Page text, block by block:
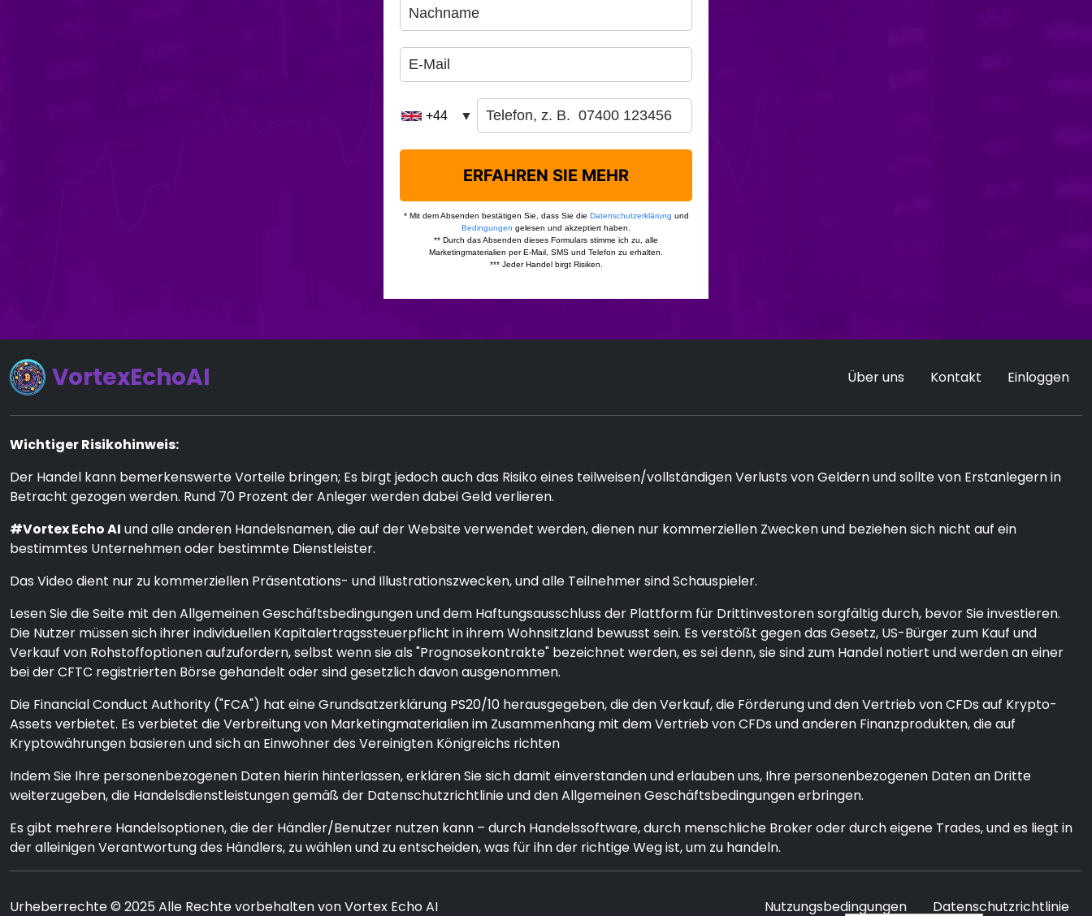
VortexEchoAI Über uns Kontakt Einloggen
Wichtiger Risikohinweis:
Der Handel kann bemerkenswerte Vorteile bringen; Es birgt jedoch auch das Risiko eines teilweisen/vollständigen Verlusts von Geldern und sollte von Erstanlegern in
Betracht gezogen werden. Rund 70 Prozent der Anleger werden dabei Geld verlieren.
#Vortex Echo AI und alle anderen Handelsnamen, die auf der Website verwendet werden, dienen nur kommerziellen Zwecken und beziehen sich nicht auf ein
bestimmtes Unternehmen oder bestimmte Dienstleister.
Das Video dient nur zu kommerziellen Präsentations- und Illustrationszwecken, und alle Teilnehmer sind Schauspieler.
Lesen Sie die Seite mit den Allgemeinen Geschäftsbedingungen und dem Haftungsausschluss der Plattform für Drittinvestoren sorgfältig durch, bevor Sie investieren.
Die Nutzer müssen sich ihrer individuellen Kapitalertragssteuerpflicht in ihrem Wohnsitzland bewusst sein. Es verstößt gegen das Gesetz, US-Bürger zum Kauf und
Verkauf von Rohstoffoptionen aufzufordern, selbst wenn sie als "Prognosekontrakte" bezeichnet werden, es sei denn, sie sind zum Handel notiert und werden an einer
bei der CFTC registrierten Börse gehandelt oder sind gesetzlich davon ausgenommen.
Die Financial Conduct Authority ("FCA") hat eine Grundsatzerklärung PS20/10 herausgegeben, die den Verkauf, die Förderung und den Vertrieb von CFDs auf Krypto-
Assets verbietet. Es verbietet die Verbreitung von Marketingmaterialien im Zusammenhang mit dem Vertrieb von CFDs und anderen Finanzprodukten, die auf
Kryptowährungen basieren und sich an Einwohner des Vereinigten Königreichs richten
Indem Sie Ihre personenbezogenen Daten hierin hinterlassen, erklären Sie sich damit einverstanden und erlauben uns, Ihre personenbezogenen Daten an Dritte
weiterzugeben, die Handelsdienstleistungen gemäß der Datenschutzrichtlinie und den Allgemeinen Geschäftsbedingungen erbringen.
Es gibt mehrere Handelsoptionen, die der Händler/Benutzer nutzen kann – durch Handelssoftware, durch menschliche Broker oder durch eigene Trades, und es liegt in
der alleinigen Verantwortung des Händlers, zu wählen und zu entscheiden, was für ihn der richtige Weg ist, um zu handeln.
Urheberrechte © 2025 Alle Rechte vorbehalten von Vortex Echo AI Nutzungsbedingungen Datenschutzrichtlinie